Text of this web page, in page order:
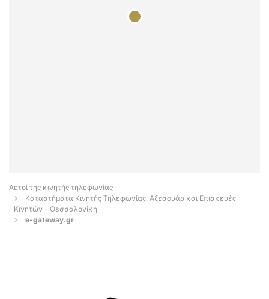
Αετοί της κινητής τηλεφωνίας
Καταστήματα Κινητής Τηλεφωνίας, Αξεσουάρ και Επισκευές
Κινητών - Θεσσαλονίκη
e-gateway.gr